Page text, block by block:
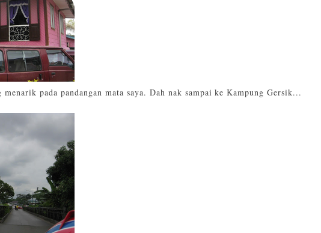
pada pandangan mata saya. Dah nak sampai ke Kampung Gersik...